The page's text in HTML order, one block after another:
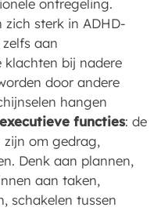
zich sterk in ADHD-
aan
bij nadere
door andere
hangen
executieve functies: de
zijn om gedrag,
Denk aan plannen,
aan taken,
schakelen tussen